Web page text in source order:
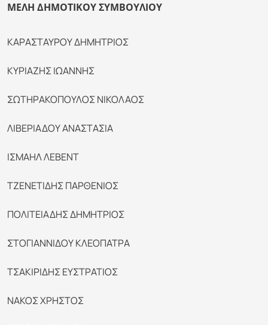
ΜΕΛΗ ΔΗΜΟΤΙΚΟΥ ΣΥΜΒΟΥΛΙΟΥ
ΚΑΡΑΣΤΑΥΡΟΥ ΔΗΜΗΤΡΙΟΣ
ΚΥΡΙΑΖΗΣ ΙΩΑΝΝΗΣ
ΣΩΤΗΡΑΚΟΠΟΥΛΟΣ ΝΙΚΟΛΑΟΣ
ΛΙΒΕΡΙΑΔΟΥ ΑΝΑΣΤΑΣΙΑ
ΙΣΜΑΗΛ ΛΕΒΕΝΤ
ΤΖΕΝΕΤΙΔΗΣ ΠΑΡΘΕΝΙΟΣ
ΠΟΛΙΤΕΙΑΔΗΣ ΔΗΜΗΤΡΙΟΣ
ΣΤΟΓΙΑΝΝΙΔΟΥ ΚΛΕΟΠΑΤΡΑ
ΤΣΑΚΙΡΙΔΗΣ ΕΥΣΤΡΑΤΙΟΣ
ΝΑΚΟΣ ΧΡΗΣΤΟΣ